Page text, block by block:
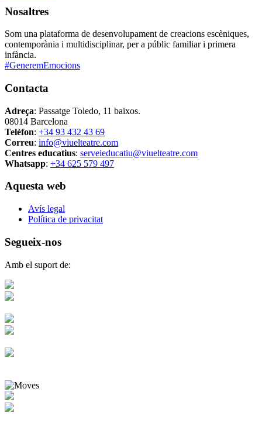
Nosaltres
Som una plataforma de desenvolupament de creacions escèniques,
contemporània i multidisciplinar, per a públic familiar i primera
infància.
#GeneremEmocions
Contacta
Adreça: Passatge Toledo, 11 baixos.
08014 Barcelona
Telèfon: +34 93 432 43 69
Correu: info@viuelteatre.com
Centres educatius: serveieducatiu@viuelteatre.com
Whatsapp: +34 625 579 497
Aquesta web
Avís legal
Política de privacitat
Segueix-nos
Amb el suport de: